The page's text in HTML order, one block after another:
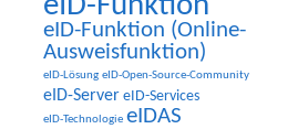
eID-Funktion (Online-
Ausweisfunktion)
eID-Lösung eID-Open-Source-Community
eID-Server eID-Services
eID-Technologie eIDAS